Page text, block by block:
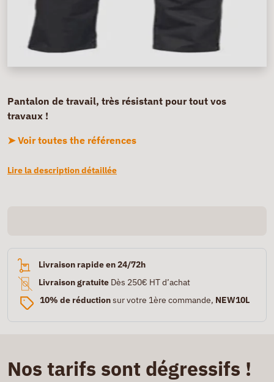
Pantalon de travail, très résistant pour tout vos
travaux !
➤ Voir toutes the références
Lire la description détaillée
Livraison rapide en 24/72h
Livraison gratuite Dès 250€ HT d’achat
10% de réductionsur votre 1ère commande, NEW10L
Nos tarifs sont dégressifs !